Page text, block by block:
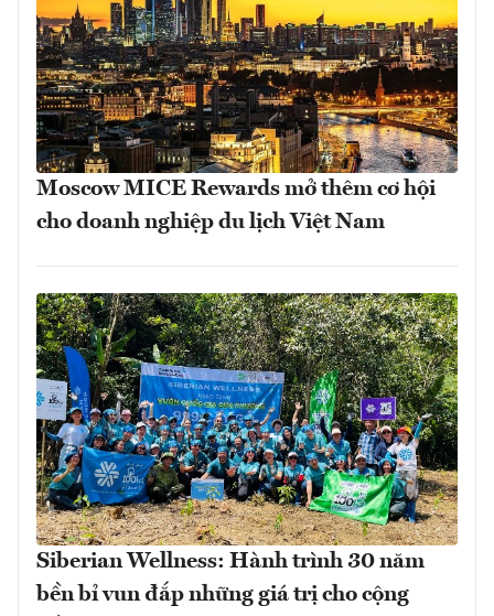
Moscow MICE Rewards mở thêm cơ hội
cho doanh nghiệp du lịch Việt Nam
Siberian Wellness: Hành trình 30 năm
bền bỉ vun đắp những giá trị cho cộng